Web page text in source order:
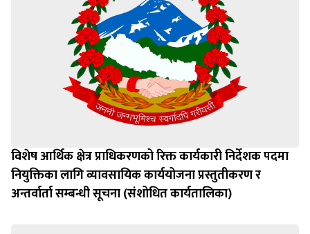
विशेष आर्थिक क्षेत्र प्राधिकरणको रिक्त कार्यकारी निर्देशक पदमा
नियुक्तिका लागि व्यावसायिक कार्ययोजना प्रस्तुतीकरण र
अन्तर्वार्ता सम्बन्धी सूचना (संशोधित कार्यतालिका)